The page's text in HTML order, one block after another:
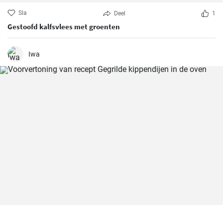
Sla Deel 1
Gestoofd kalfsvlees met groenten
Iwa